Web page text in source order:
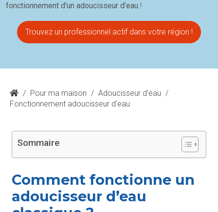
fonctionnement d’un adoucisseur d’eau !
Trouvez un professionnel actif dans votre région !
/ Pour ma maison / Adoucisseur d'eau /
Fonctionnement adoucisseur d'eau
Sommaire
Comment fonctionne un
adoucisseur d’eau